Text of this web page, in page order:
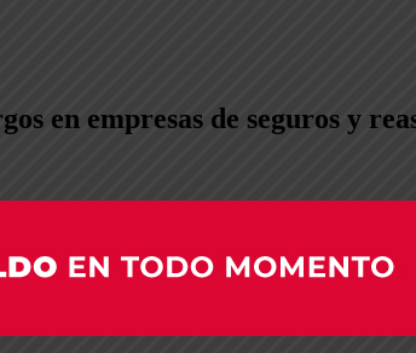
en empresas de seguros y